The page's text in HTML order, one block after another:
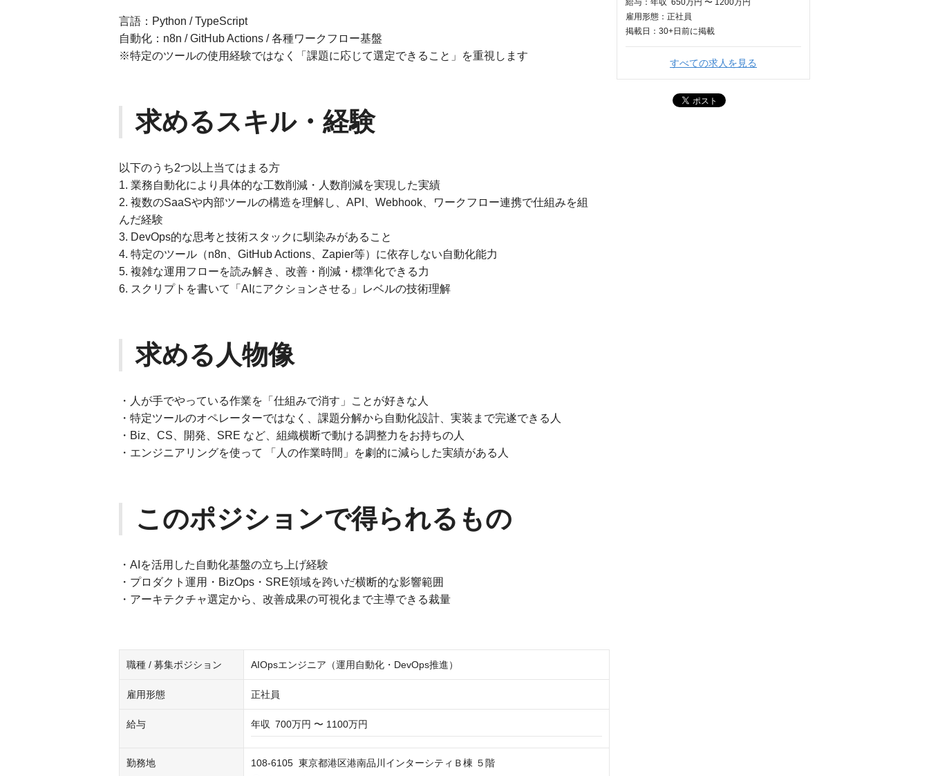
言語：Python / TypeScript
自動化：n8n / GitHub Actions / 各種ワークフロー基盤
※特定のツールの使用経験ではなく「課題に応じて選定できること」を重視します
求めるスキル・経験
以下のうち2つ以上当てはまる方
1. 業務自動化により具体的な工数削減・人数削減を実現した実績
2. 複数のSaaSや内部ツールの構造を理解し、API、Webhook、ワークフロー連携で仕組みを組
んだ経験
3. DevOps的な思考と技術スタックに馴染みがあること
4. 特定のツール（n8n、GitHub Actions、Zapier等）に依存しない自動化能力
5. 複雑な運用フローを読み解き、改善・削減・標準化できる力
6. スクリプトを書いて「AIにアクションさせる」レベルの技術理解
求める人物像
・人が手でやっている作業を「仕組みで消す」ことが好きな人
・特定ツールのオペレーターではなく、課題分解から自動化設計、実装まで完遂できる人
・Biz、CS、開発、SRE など、組織横断で動ける調整力をお持ちの人
・エンジニアリングを使って 「人の作業時間」を劇的に減らした実績がある人
このポジションで得られるもの
・AIを活用した自動化基盤の立ち上げ経験
・プロダクト運用・BizOps・SRE領域を跨いだ横断的な影響範囲
・アーキテクチャ選定から、改善成果の可視化まで主導できる裁量
職種 / 募集ポジション AIOpsエンジニア（運用自動化・DevOps推進）
雇用形態 正社員
給与 年収 700万円 〜 1100万円
勤務地
108-6105 東京都港区港南品川インターシティＢ棟 ５階
給与： 年収 650万円 〜 1200万円
雇用形態：正社員
掲載日： 30+日 前に掲載
すべての求人を見る